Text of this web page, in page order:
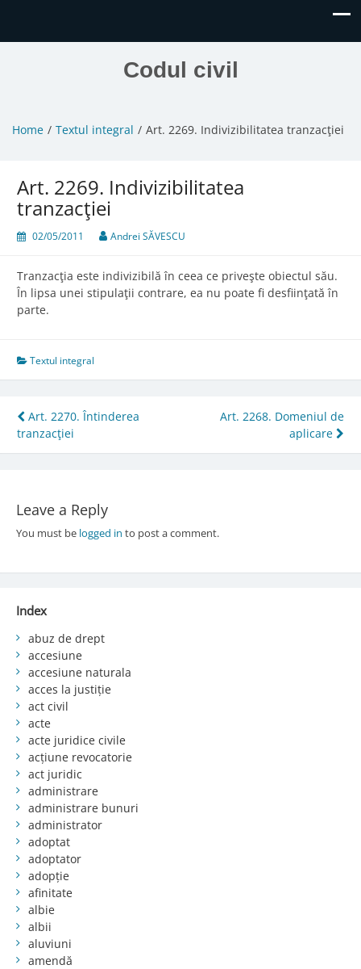
Codul civil
Home Textul integral Art. 2269. Indivizibilitatea tranzacţiei
Art. 2269. Indivizibilitatea
tranzacţiei
02/05/2011 Andrei SĂVESCU
Tranzacţia este indivizibilă în ceea ce priveşte obiectul său.
În lipsa unei stipulaţii contrare, ea nu poate fi desfiinţată în
parte.
Textul integral
Post
navigation
Art. 2270. Întinderea
tranzacţiei
Art. 2268. Domeniul de
aplicare
Leave a Reply
You must be logged in to post a comment.
Index
abuz de drept
accesiune
accesiune naturala
acces la justiție
act civil
acte
acte juridice civile
acțiune revocatorie
act juridic
administrare
administrare bunuri
administrator
adoptat
adoptator
adopție
afinitate
albie
albii
aluviuni
amendă